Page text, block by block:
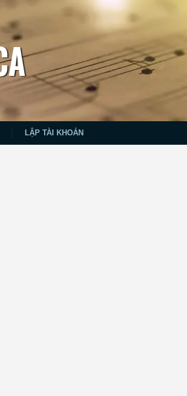
LẬP TÀI KHOẢN